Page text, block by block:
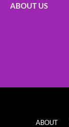
ABOUT US
ABOUT